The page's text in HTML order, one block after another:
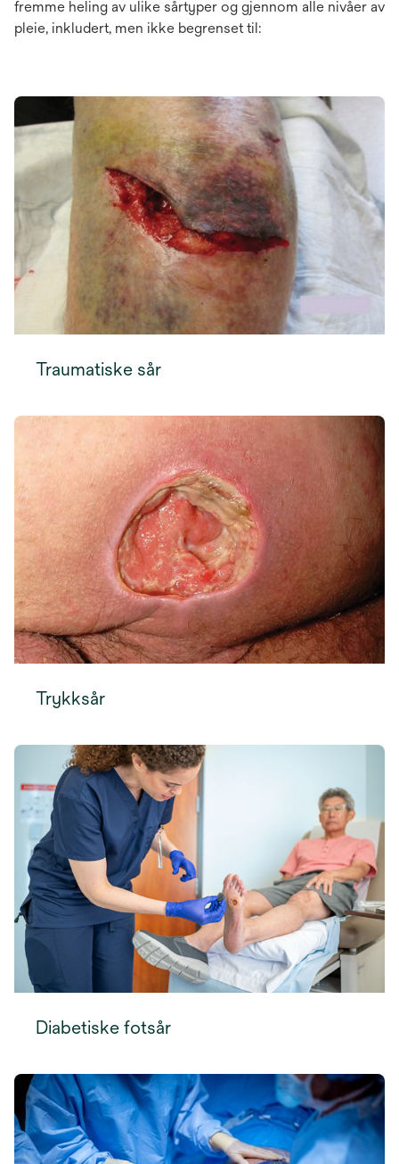
fremme heling av ulike sårtyper og gjennom alle nivåer av
pleie, inkludert, men ikke begrenset til:
Traumatiske sår
Trykksår
Diabetiske fotsår